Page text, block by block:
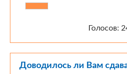
Голосов:
Доводилось ли Вам